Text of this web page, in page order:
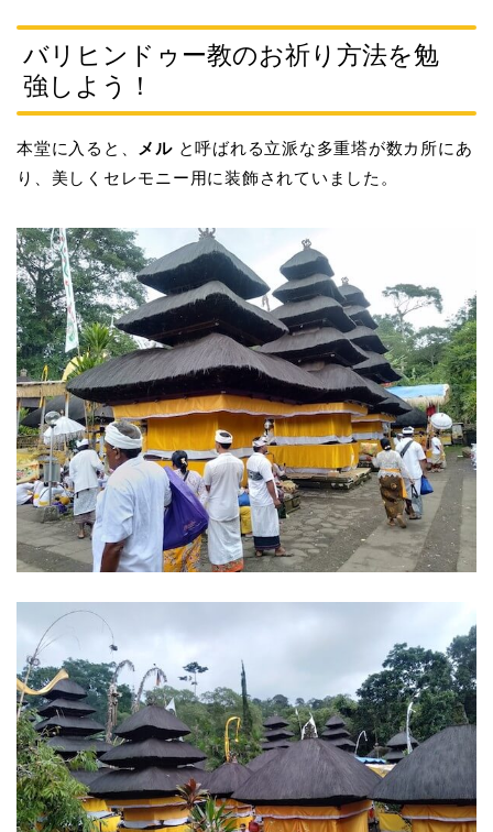
バリヒンドゥー教のお祈り方法を勉
強しよう！
本堂に入ると、 メルと呼ばれる立派な多重塔が数カ所にあ
り、美しくセレモニー用に装飾されていました。